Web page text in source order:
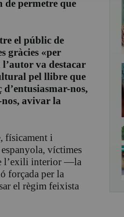
de permetre que
el públic de
gràcies «per
va destacar
pel llibre que
d’entusiasmar-nos,
nos, avivar la
físicament i
víctimes
l’exili interior —la
forçada per la
el règim feixista